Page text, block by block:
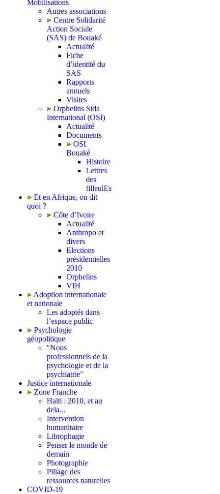
Mobilisations
Autres associations
Centre Solidarité
Action Sociale
(SAS) de Bouaké
Actualité
Fiche
d’identité du
SAS
Rapports
annuels
Visites
Orphelins Sida
International (OSI)
Actualité
Documents
OSI
Bouaké
Histoire
Lettres
des
filleulEs
Et en Afrique, on dit
quoi ?
Côte d’Ivoire
Actualité
Anthropo et
divers
Elections
présidentielles
2010
Orphelins
VIH
Adoption internationale
et nationale
Les adoptés dans
l’espace public
Psychologie
géopolitique
"Nous
professionnels de la
psychologie et de la
psychiatrie"
Justice internationale
Zone Franche
Haïti : 2010, et au
dela...
Intervention
humanitaire
Librophagie
Penser le monde de
demain
Photographie
Pillage des
ressources naturelles
COVID-19